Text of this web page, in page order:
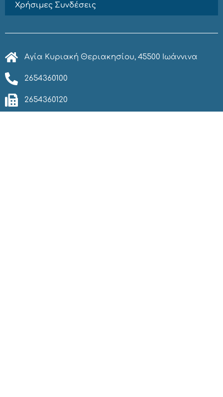
Χρήσιμες Συνδέσεις
Αγία Κυριακή Θεριακησίου, 45500 Ιωάννινα
2654360100
2654360120